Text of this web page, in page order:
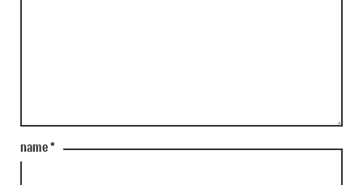
name*